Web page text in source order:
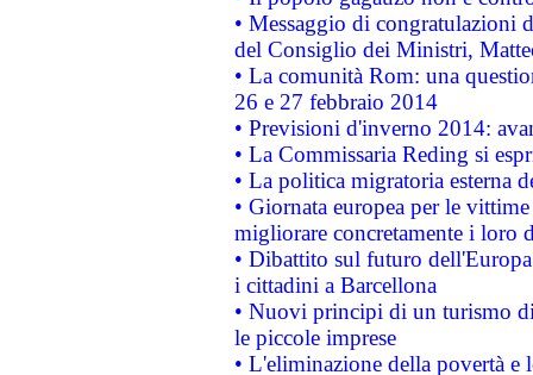
• Messaggio di congratulazioni
del Consiglio dei Ministri,
• La comunità Rom: una
26 e 27 febbraio 2014
• Previsioni d'inverno 2014:
• La Commissaria Reding si
• La politica migratoria esterna
• Giornata europea per le
migliorare concretamente i loro
• Dibattito sul futuro
i cittadini a Barcellona
• Nuovi principi di un turismo
le piccole imprese
• L'eliminazione della povertà